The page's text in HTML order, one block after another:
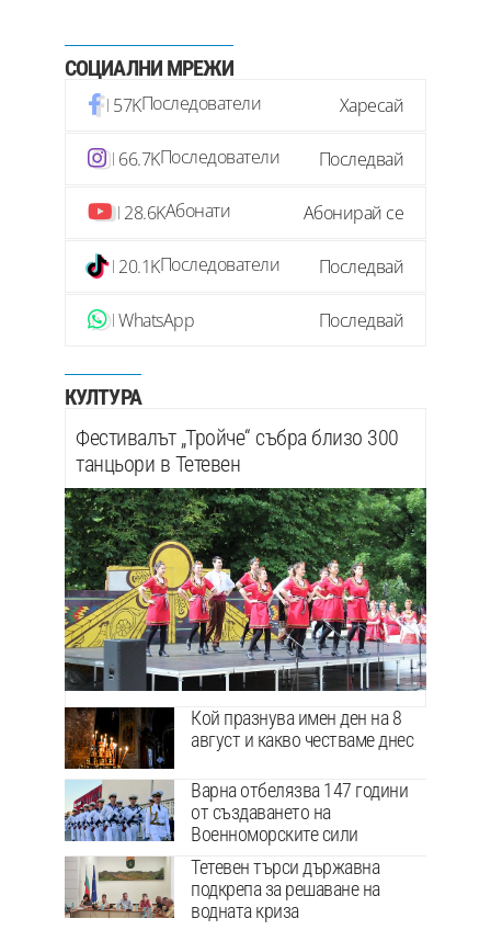
СОЦИАЛНИ МРЕЖИ
57KПоследователи Харесай
66.7KПоследователи Последвай
28.6KАбонати Абонирай се
20.1KПоследователи Последвай
WhatsApp Последвай
КУЛТУРА
Фестивалът „Тройче“ събра близо 300
танцьори в Тетевен
Кой празнува имен ден на 8
август и какво честваме днес
Варна отбелязва 147 години
от създаването на
Военноморските сили
Тетевен търси държавна
подкрепа за решаване на
водната криза